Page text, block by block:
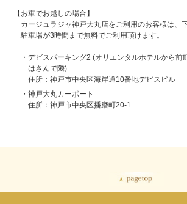
【お車でお越しの場合】
カージュラジャ神戸大丸店をご利用のお客様は、
駐車場が3時間まで無料でご利用頂けます。
・デビスパーキング2 (オリエンタルホテルから前
はさんで隣)
住所：神戸市中央区海岸通10番地デビスビル
・神戸大丸カーポート
住所：神戸市中央区播磨町20-1